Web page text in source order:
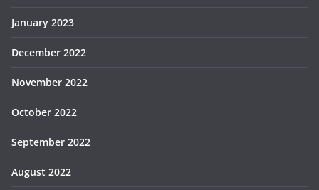
January 2023
December 2022
November 2022
October 2022
September 2022
August 2022